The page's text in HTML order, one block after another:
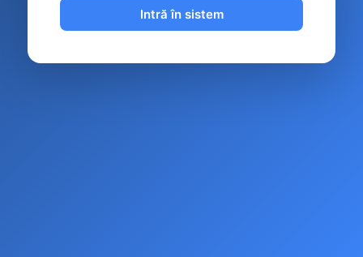
Intră în sistem